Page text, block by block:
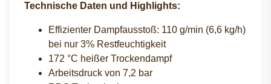
Technische Daten und Highlights:
Effizienter Dampfausstoß: 110 g/min (6,6 kg/h)
bei nur 3% Restfeuchtigkeit
172 °C heißer Trockendampf
Arbeitsdruck von 7,2 bar